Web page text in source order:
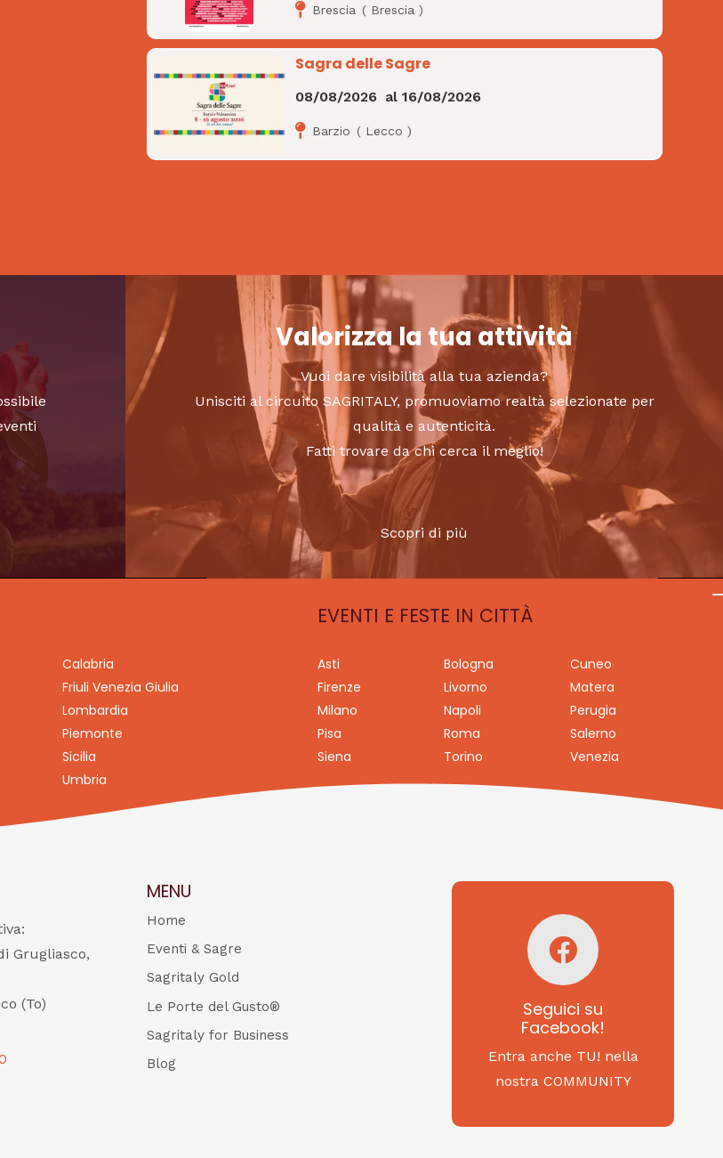
Brescia ( Brescia )
Sagra delle Sagre
08/08/2026 al16/08/2026
Barzio ( Lecco )
Valorizza la tua attività
Vuoi dare visibilità alla tua azienda?
Unisciti al circuito SAGRITALY, promuoviamo realtà selezionate per
qualità e autenticità.
Fatti trovare da chi cerca il meglio!
Scopri di più
Calabria
Friuli Venezia Giulia
Lombardia
Piemonte
Sicilia
Umbria
EVENTI E FESTE IN CITTÀ
Asti Bologna
Cuneo
Firenze
Livorno
Matera
Milano
Napoli
Perugia
Pisa
Roma
Salerno
Siena
Torino Venezia
Grugliasco,
(To)
MENU
Home
Eventi & Sagre
Sagritaly Gold
Le Porte del Gusto®
Sagritaly for Business
Blog
Seguici su
Facebook!
Entra anche TU! nella
nostra COMMUNITY
Seguici su
Facebook!
SAGRITALY
Feste, cibi e tradizioni
da Nord a Sud...